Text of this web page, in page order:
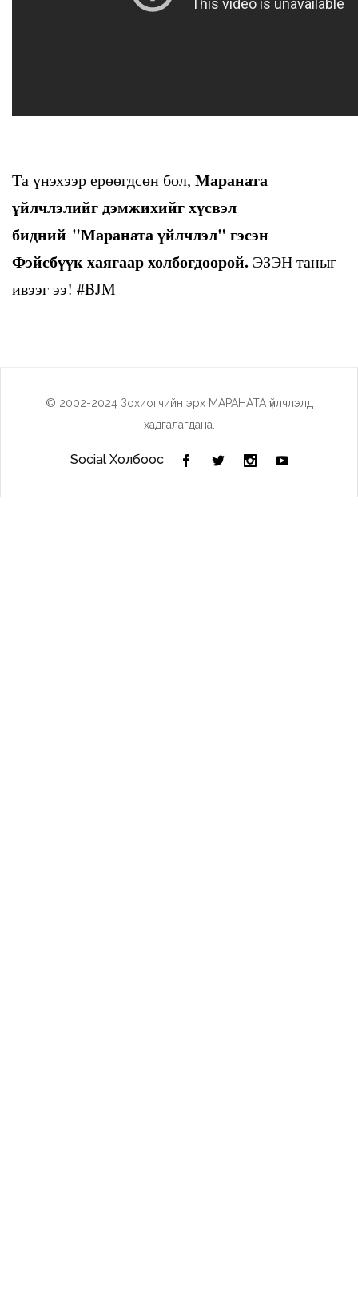
Та үнэхээр ерөөгдсөн бол, Мараната
үйлчлэлийг дэмжихийг хүсвэл
бидний "Мараната үйлчлэл" гэсэн
Фэйсбүүк хаягаар холбогдоорой. ЭЗЭН таныг
ивээг ээ! #BJM
© 2002-2024 Зохиогчийн эрх МАРАНАТА үйлчлэлд
хадгалагдана.
Social Холбоос